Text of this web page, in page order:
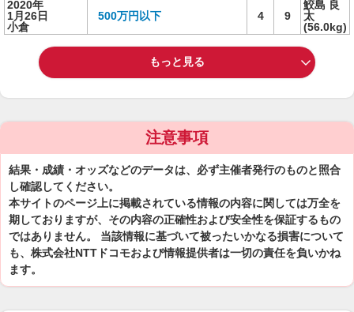
2020年
1月26日
小倉
500万円以下 4 9
鮫島 良
太
(56.0kg)
もっと見る
注意事項
結果・成績・オッズなどのデータは、必ず主催者発行のものと照合
し確認してください。
本サイトのページ上に掲載されている情報の内容に関しては万全を
期しておりますが、その内容の正確性および安全性を保証するもの
ではありません。 当該情報に基づいて被ったいかなる損害について
も、株式会社NTTドコモおよび情報提供者は一切の責任を負いかね
ます。